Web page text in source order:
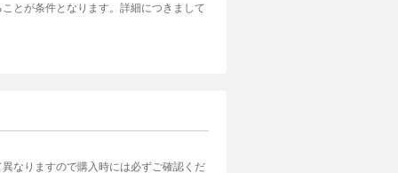
とが条件となります。詳細につきまして
なりますので購入時には必ずご確認くだ